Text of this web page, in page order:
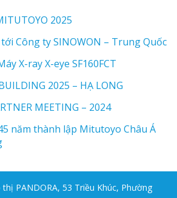
2025
Công ty SINOWON – Trung Quốc
X-ray X-eye SF160FCT
2025 – HẠ LONG
MEETING – 2024
năm thành lập Mitutoyo Châu Á
PANDORA, 53 Triều Khúc, Phường